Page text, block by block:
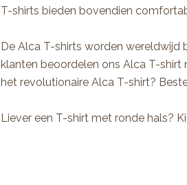
T-shirts bieden bovendien
De Alca T-shirts worden wereldwijd
klanten beoordelen ons Alca T-shirt
het revolutionaire Alca T-shirt?
Liever een T-shirt met ronde hals?